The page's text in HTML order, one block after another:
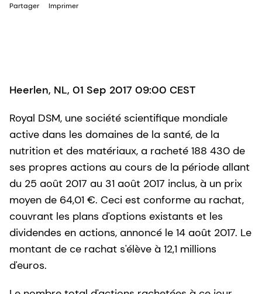
Partager Imprimer
Heerlen, NL, 01 Sep 2017 09:00 CEST
Royal DSM, une société scientifique mondiale
active dans les domaines de la santé, de la
nutrition et des matériaux, a racheté 188 430 de
ses propres actions au cours de la période allant
du 25 août 2017 au 31 août 2017 inclus, à un prix
moyen de 64,01 €. Ceci est conforme au rachat,
couvrant les plans d'options existants et les
dividendes en actions, annoncé le 14 août 2017. Le
montant de ce rachat s'élève à 12,1 millions
d'euros.